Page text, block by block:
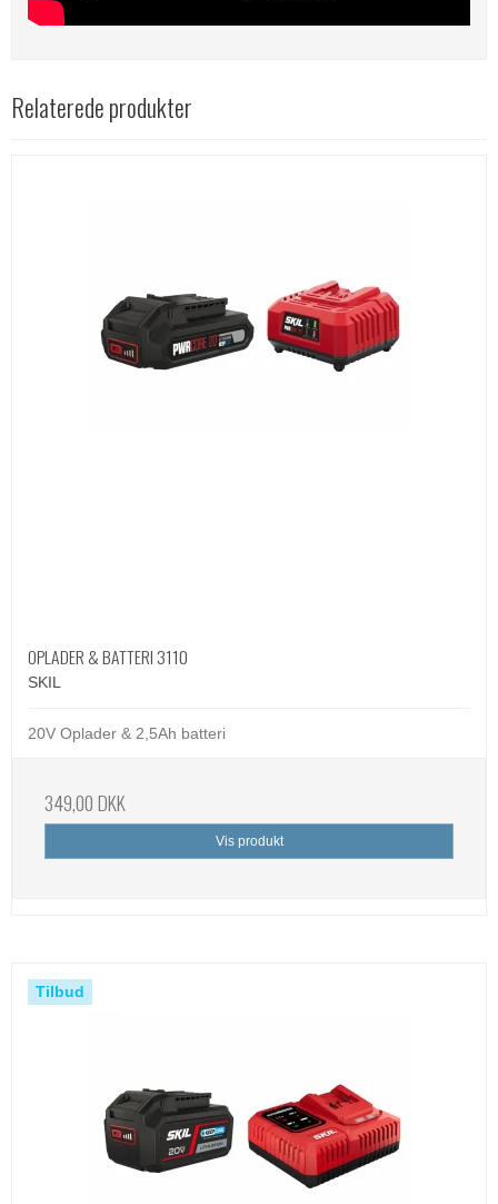
Relaterede produkter
OPLADER & BATTERI 3110
SKIL
20V Oplader & 2,5Ah batteri
349,00 DKK
Vis produkt
Tilbud